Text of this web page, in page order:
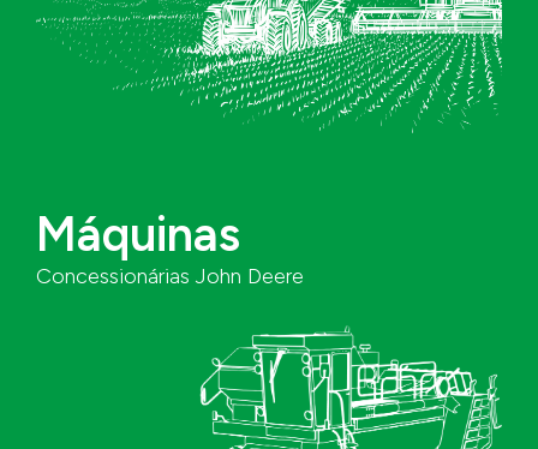
Saúde da Pessoa
com Deficiência
Sobre a Instituição
Máquinas
Concessionárias John Deere